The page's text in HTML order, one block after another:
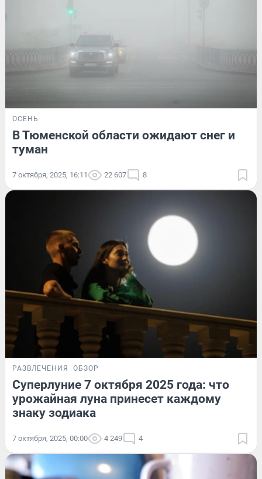
ОСЕНЬ
В Тюменской области ожидают снег и
туман
7 октября, 2025, 16:11 22 607 8
РАЗВЛЕЧЕНИЯ ОБЗОР
Суперлуние 7 октября 2025 года: что
урожайная луна принесет каждому
знаку зодиака
7 октября, 2025, 00:00 4 249 4